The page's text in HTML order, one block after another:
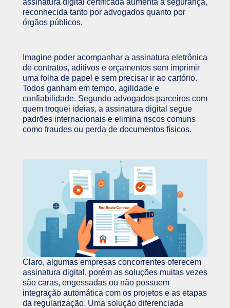
assinatura digital certificada aumenta a segurança,
reconhecida tanto por advogados quanto por
órgãos públicos.
Imagine poder acompanhar a assinatura eletrônica
de contratos, aditivos e orçamentos sem imprimir
uma folha de papel e sem precisar ir ao cartório.
Todos ganham em tempo, agilidade e
confiabilidade. Segundo advogados parceiros com
quem troquei ideias, a assinatura digital segue
padrões internacionais e elimina riscos comuns
como fraudes ou perda de documentos físicos.
Claro, algumas empresas concorrentes oferecem
assinatura digital, porém as soluções muitas vezes
são caras, engessadas ou não possuem
integração automática com os projetos e as etapas
da regularização. Uma solução diferenciada